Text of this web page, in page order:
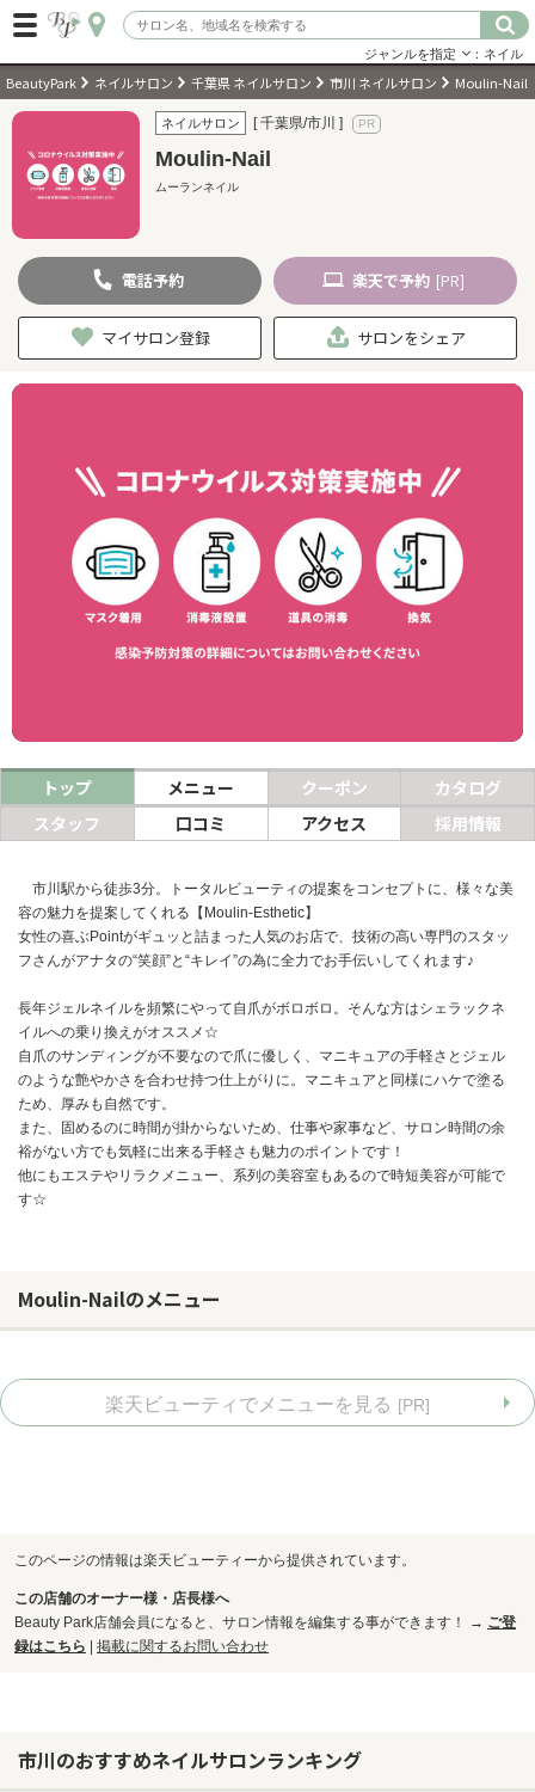
ログイン
会員登録（無料）
ジャンルを選択
キーワードで検索
近くのサロンを探す
現在地から探す
ヘアサロン
エステサロン
リラクゼーションサロン
美容クリニック
ヘアカタログ
ネイルカタログ
メンズカタログ
ジャンルを指定 ：ネイル
BeautyPark ネイルサロン 千葉県 ネイルサロン 市川 ネイルサロン Moulin-Nail
ネイルサロン [ 千葉県/市川 ]
Moulin-Nail
ムーランネイル
電話予約 楽天で予約 [PR]
マイサロン登録 サロンをシェア
トップ メニュー クーポン
カタログ
スタッフ
口コミ アクセス 採用情報
市川駅から徒歩3分。トータルビューティの提案をコンセプトに、様々な美
容の魅力を提案してくれる【Moulin-Esthetic】
女性の喜ぶPointがギュッと詰まった人気のお店で、技術の高い専門のスタッ
フさんがアナタの“笑顔”と“キレイ”の為に全力でお手伝いしてくれます♪
長年ジェルネイルを頻繁にやって自爪がボロボロ。そんな方はシェラックネ
イルへの乗り換えがオススメ☆
自爪のサンディングが不要なので爪に優しく、マニキュアの手軽さとジェル
のような艶やかさを合わせ持つ仕上がりに。マニキュアと同様にハケで塗る
ため、厚みも自然です。
また、固めるのに時間が掛からないため、仕事や家事など、サロン時間の余
裕がない方でも気軽に出来る手軽さも魅力のポイントです！
他にもエステやリラクメニュー、系列の美容室もあるので時短美容が可能で
す☆
Moulin-Nailのメニュー
楽天ビューティでメニューを見る [PR]
このページの情報は楽天ビューティーから提供されています。
この店舗のオーナー様・店長様へ
Beauty Park店舗会員になると、サロン情報を編集する事ができます！ → ご登
録はこちら | 掲載に関するお問い合わせ
市川のおすすめネイルサロンランキング